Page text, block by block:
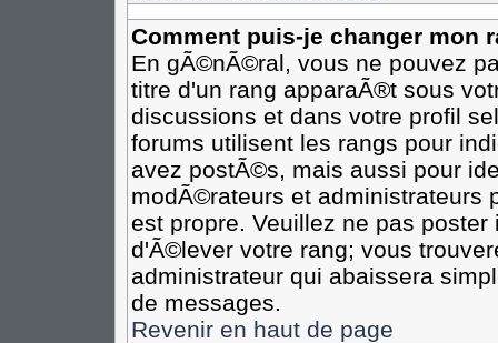
Comment puis-je changer mon
En gÃ©nÃ©ral, vous ne pouvez
titre d'un rang apparaÃ®t sous
discussions et dans votre profil
forums utilisent les rangs pour
avez postÃ©s, mais aussi pour
modÃ©rateurs et administrateurs
est propre. Veuillez ne pas
d'Ã©lever votre rang; vous
administrateur qui abaissera
de messages.
Revenir en haut de page